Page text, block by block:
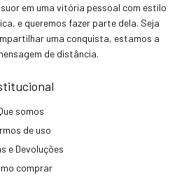
em uma vitória pessoal com estilo
e queremos fazer parte dela. Seja
uma conquista, estamos a
de distância.
somos
de uso
e Devoluções
comprar